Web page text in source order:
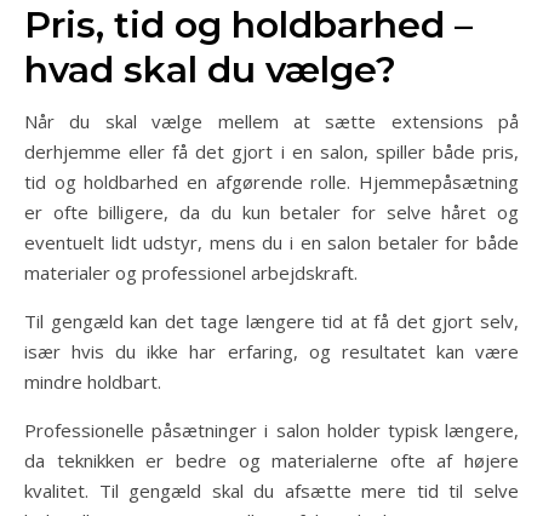
Pris, tid og holdbarhed –
hvad skal du vælge?
Når du skal vælge mellem at sætte extensions på
derhjemme eller få det gjort i en salon, spiller både pris,
tid og holdbarhed en afgørende rolle. Hjemmepåsætning
er ofte billigere, da du kun betaler for selve håret og
eventuelt lidt udstyr, mens du i en salon betaler for både
materialer og professionel arbejdskraft.
Til gengæld kan det tage længere tid at få det gjort selv,
især hvis du ikke har erfaring, og resultatet kan være
mindre holdbart.
Professionelle påsætninger i salon holder typisk længere,
da teknikken er bedre og materialerne ofte af højere
kvalitet. Til gengæld skal du afsætte mere tid til selve